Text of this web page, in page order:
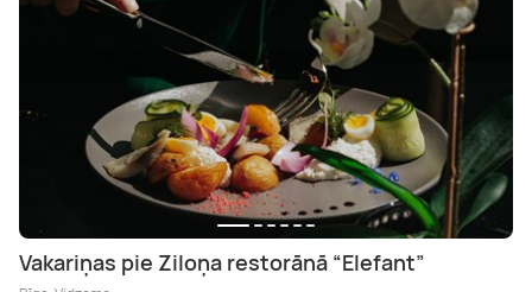
Vakariņas pie Ziloņa restorānā “Elefant”